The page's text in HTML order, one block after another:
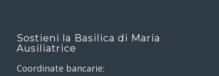
Sostieni la Basilica di Maria
Ausiliatrice
Coordinate bancarie: